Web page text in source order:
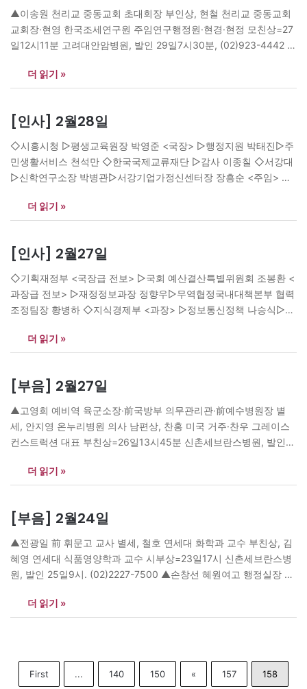
단 <부서장급> ▷비서실장 석동인▷홍보실장 김성규▷전북지역본
부장 조내권▷연수운영처 양해진 ◇한국산업단지공단 <본부장> ▷
호남권 이현수▷동남권 황석주 ▷부산지사장 박동철 ◇강릉시청 ▷
▲이송원 천리교 중동교회 초대회장 부인상, 현철 천리교 중동교회
교회장·현영 한국조세연구원 주임연구행정원·현경·현정 모친상=27
일12시11분 고려대안암병원, 발인 29일7시30분, (02)923-4442 ▲
한양학원장 부친상, 이원하 사업 장인상=27일11시20분 신촌세브란
스병원, 발인 29일8시, (02)2227-7594 ▲박동현 前 해표 유니레버
무 부친상, 강인석·유광목·곽재문 삼우엔지니어링 사장 장인상=27
일14시30분 삼성서울병원, 발인 29일7시,…
더 읽기 »
[인사] 2월28일
◇시흥시청 ▷평생교육원장 박영준 <국장> ▷행정지원 박태진▷주
민생활서비스 천석만 ◇한국국제교류재단 ▷감사 이종칠 ◇서강대
▷신학연구소장 박병관▷서강기업가정신센터장 장흥순 <주임> ▷
전공 김주섭▷심리학전공 안명희▷대학원 과학커뮤니케이션협동과
정 이재욱 ◇서울여대 ▷입학홍보처장 김명주▷교수학습센터장 박
준 <교육원장> ▷바롬인성 홍순혜▷정보통신 이웅재 <부장> ▷국
제협력 이윤선▷교양학 이재성 ◇순천향대 ▷사무처장 강희남▷인
문과학대 학사 및 취업지원관 김형기 <팀장> ▷입학 박일▷기획 오
광근▷학생…
더 읽기 »
[인사] 2월27일
◇기획재정부 <국장급 전보> ▷국회 예산결산특별위원회 조봉환 <
과장급 전보> ▷재정정보과장 정향우▷무역협정국내대책본부 협력
조정팀장 황병하 ◇지식경제부 <과장> ▷정보통신정책 나승식▷기
산업표준 윤종구▷에너지환경표준 이연재▷문화서비스표준 최미애
<팀장> ▷표준화국제전략TF 최금호▷생활공감표준화TF 박순덕▷
상 ◇국토해양부 ▷국립해양조사원장 임주빈▷녹색성장위원회 녹
색생활지속발전국장 안충환▷기술안전정책관 이화순▷홍보담당관
김영국 <과장> ▷주택건설공급 권혁진▷국토정보정책 김희수▷해
외건설 이상주▷광역도시도로 어명소▷기업복합도시 주현종 ◇고
용노동부 ▷고용정책실 직업능력정책관 박성희▷노동정책실 공공
노사정책관 시민석▷감사담당관…
더 읽기 »
[부음] 2월27일
▲고영희 예비역 육군소장·前국방부 의무관리관·前예수병원장 별
세, 안지영 온누리병원 의사 남편상, 찬홍 미국 거주·찬우 그레이스
컨스트럭션 대표 부친상=26일13시45분 신촌세브란스병원, 발인
세, 김명숙 주부 남편상, 현욱 해피라이프몰 대표·동욱 동명엔터프라
이즈 전략기획실 대리 부친상, 최인선 주부 시부상=26일10시30분
항공해운 회장 별세, 익성 동방항공해운 대표이사·용성 동방항공해
운 이사…
더 읽기 »
[부음] 2월24일
▲전광일 前 휘문고 교사 별세, 철호 연세대 화학과 교수 부친상, 김
혜영 연세대 식품영양학과 교수 시부상=23일17시 신촌세브란스병
원, 발인 25일9시. (02)2227-7500 ▲손창선 혜원여고 행정실장 남
19시 서울아산병원, 발인 25일6시30분, (02)3010-2232 ▲서영국
삼성전자 부장 부인상=23일11시30분 삼성서울병원, 발인 25일9
더 읽기 »
First ... 140 150 « 157 158